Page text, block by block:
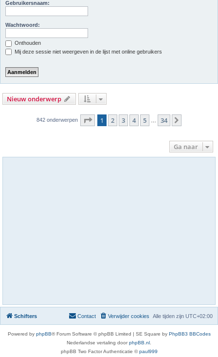
Gebruikersnaam:
Wachtwoord:
Onthouden
Mij deze sessie niet weergeven in de lijst met online gebruikers
Nieuw onderwerp
842 onderwerpen Pagina van 34
1 2 3 4 5 34
Ga naar
Schifters Alle tijden zijn UTC+02:00
Verwijder cookies
Contact
Powered by phpBB® Forum Software © phpBB Limited | SE Square by PhpBB3 BBCodes
Nederlandse vertaling doorphpBB.nl.
phpBB Two Factor Authenticatie ©paul999